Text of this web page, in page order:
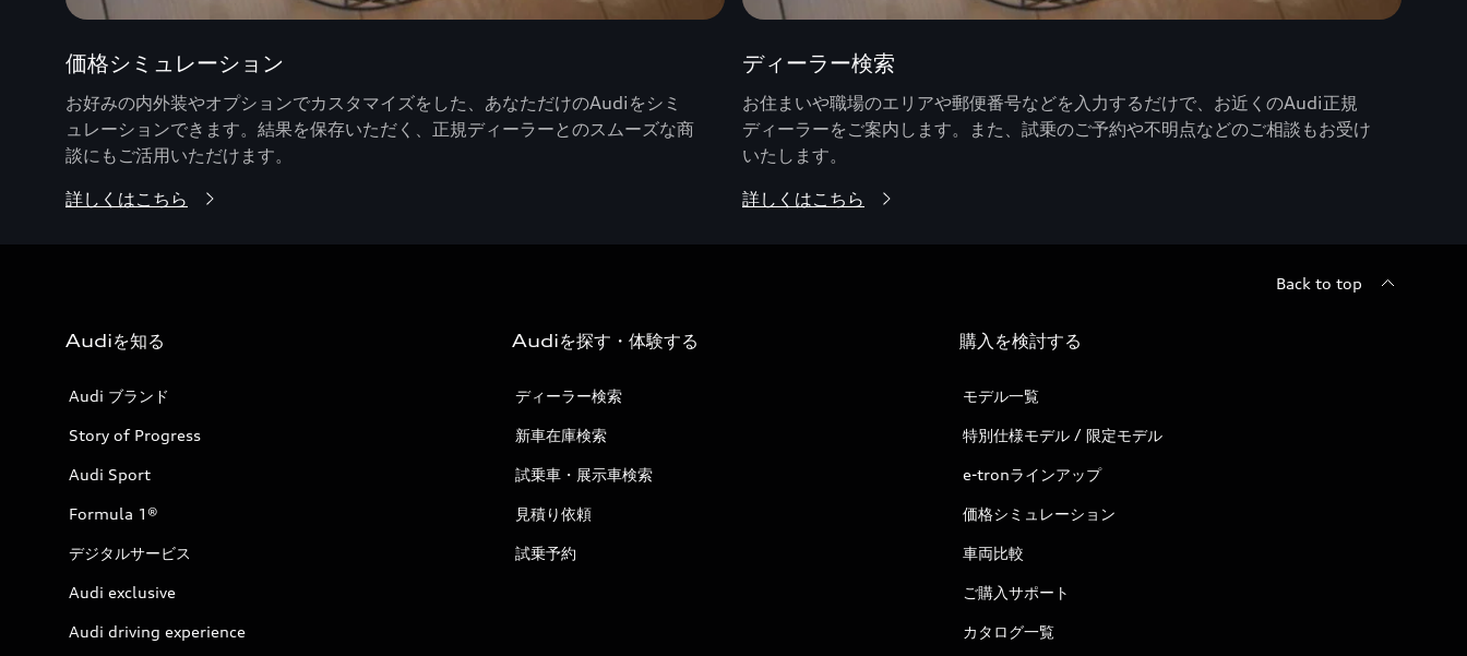
価格シミュレーション
お好みの内外装やオプションでカスタマイズをした、あなただけのAudiをシミ
ュレーションできます。結果を保存いただく、正規ディーラーとのスムーズな商
談にもご活用いただけます。
詳しくはこちら
ディーラー検索
お住まいや職場のエリアや郵便番号などを入力するだけで、お近くのAudi正規
ディーラーをご案内します。また、試乗のご予約や不明点などのご相談もお受け
いたします。
詳しくはこちら
Back to top
Audiを知る
Audi ブランド
Story of Progress
Audi Sport
Formula 1®
デジタルサービス
Audi exclusive
Audi driving experience
Audiを探す・体験する
ディーラー検索
新車在庫検索
試乗車・展示車検索
見積り依頼
試乗予約
購入を検討する
モデル一覧
特別仕様モデル / 限定モデル
e-tronラインアップ
価格シミュレーション
車両比較
ご購入サポート
カタログ一覧